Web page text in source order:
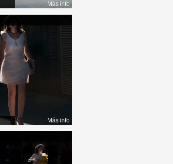
Más info
Más info